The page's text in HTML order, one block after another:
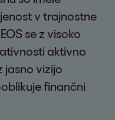
v trajnostne
se z visoko
aktivno
jasno vizijo
finančni